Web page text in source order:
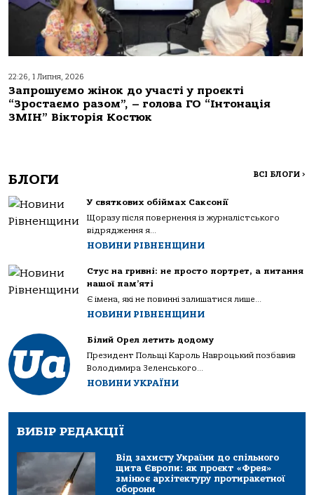
22:26, 1 Липня, 2026
Запрошуємо жінок до участі у проєкті
“Зростаємо разом”, – голова ГО “Інтонація
ЗМІН” Вікторія Костюк
БЛОГИ ВСІ БЛОГИ >
У святкових обіймах Саксонії
Щоразу після повернення із журналістського
відрядження я...
НОВИНИ РІВНЕНЩИНИ
Стус на гривні: не просто портрет, а питання
нашої пам’яті
Є імена, які не повинні залишатися лише...
НОВИНИ РІВНЕНЩИНИ
Білий Орел летить додому
Президент Польщі Кароль Навроцький позбавив
Володимира Зеленського...
НОВИНИ УКРАЇНИ
ВИБІР РЕДАКЦІЇ
Від захисту України до спільного
щита Європи: як проєкт «Фрея»
змінює архітектуру протиракетної
оборони